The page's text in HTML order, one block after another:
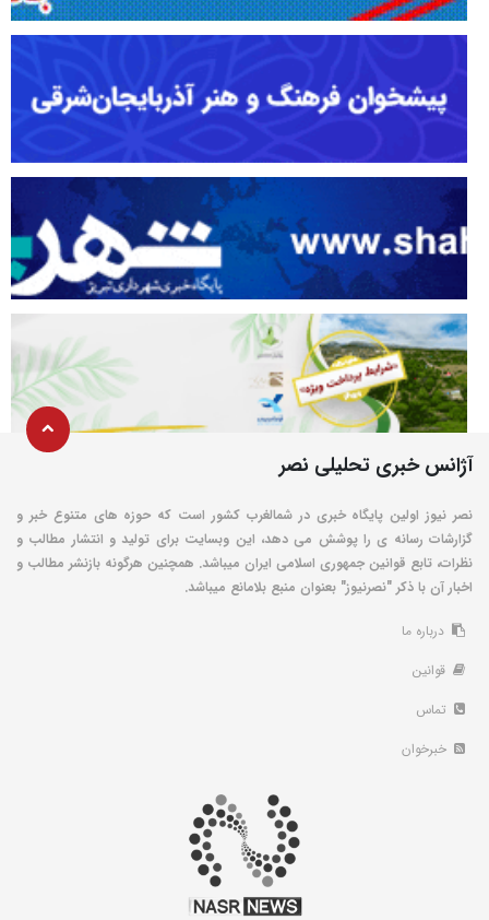
آژانس خبری تحلیلی نصر
نصر نیوز اولین پایگاه خبری در شمالغرب کشور است که حوزه های متنوع خبر و
گزارشات رسانه ی را پوشش می دهد، این وبسایت برای تولید و انتشار مطالب و
نظرات، تابع قوانین جمهوری اسلامی ایران میباشد. همچنین هرگونه بازنشر مطالب و
اخبار آن با ذکر "نصرنیوز" بعنوان منبع بلامانع میباشد.
درباره ما
قوانین
تماس
خبرخوان